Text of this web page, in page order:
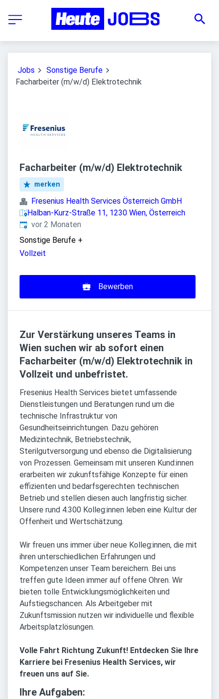
Jobs
Sonstige Berufe
Facharbeiter (m/w/d) Elektrotechnik
Facharbeiter (m/w/d) Elektrotechnik
merken
Fresenius Health Services Österreich GmbH
Halban-Kurz-Straße 11, 1230 Wien, Österreich
Veröffentlicht:
vor 2 Monaten
Sonstige Berufe +
Vollzeit
Bewerben
Zur Verstärkung unseres Teams in
Wien suchen wir ab sofort einen
Facharbeiter (m/w/d) Elektrotechnik in
Vollzeit und unbefristet.
Fresenius Health Services bietet umfassende
Dienstleistungen und Beratungen rund um die
technische Infrastruktur von
Gesundheitseinrichtungen. Dazu gehören
Medizintechnik, Betriebstechnik,
Sterilgutversorgung und ebenso die Digitalisierung
von Prozessen. Gemeinsam mit unseren Kund:innen
erarbeiten wir zukunftsfähige Konzepte für einen
effizienten und bedarfsgerechten technischen
Betrieb und stellen diesen auch langfristig sicher.
Unsere rund 4.300 Kolleg:innen leben eine Kultur der
Offenheit und Wertschätzung.
Wir freuen uns immer über neue Kolleg:innen, die mit
ihren unterschiedlichen Erfahrungen und
Kompetenzen unser Team bereichern. Bei uns
treffen gute Ideen immer auf offene Ohren. Wir
bieten tolle Entwicklungsmöglichkeiten und
Aufstiegschancen. Als Arbeitgeber mit
Zukunftsmission nutzen wir individuelle und flexible
Arbeitsplatzlösungen.
Volle Fahrt Richtung Zukunft! Entdecken Sie Ihre
Karriere bei Fresenius Health Services, wir
freuen uns auf Sie.
Ihre Aufgaben: